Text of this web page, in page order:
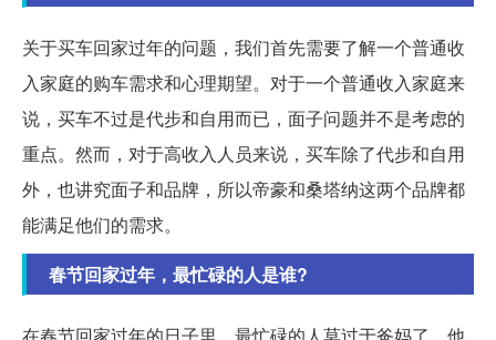
关于买车回家过年的问题，我们首先需要了解一个普通收
入家庭的购车需求和心理期望。对于一个普通收入家庭来
说，买车不过是代步和自用而已，面子问题并不是考虑的
重点。然而，对于高收入人员来说，买车除了代步和自用
外，也讲究面子和品牌，所以帝豪和桑塔纳这两个品牌都
能满足他们的需求。
春节回家过年，最忙碌的人是谁?
在春节回家过年的日子里，最忙碌的人莫过于爸妈了。他